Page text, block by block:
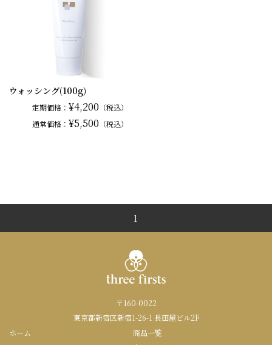
ウォッシング(100g)
定期価格：¥4,200 （税込）
通常価格：¥5,500 （税込）
1
〒160-0022
東京都新宿区新宿1-26-1 長田屋ビル2F
ホーム
商品一覧